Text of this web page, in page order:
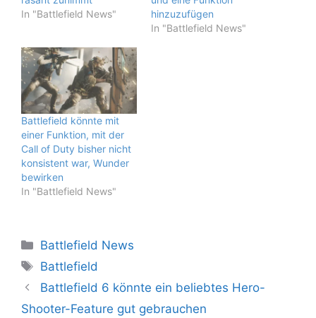
In "Battlefield News"
hinzuzufügen
In "Battlefield News"
Battlefield könnte mit
einer Funktion, mit der
Call of Duty bisher nicht
konsistent war, Wunder
bewirken
In "Battlefield News"
Kategorien
Battlefield News
Schlagwörter
Battlefield
Battlefield 6 könnte ein beliebtes Hero-
Shooter-Feature gut gebrauchen